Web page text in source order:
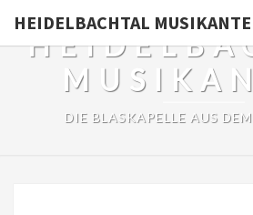
HEIDELBACHTAL
DIE BLASKAPELLE AUS